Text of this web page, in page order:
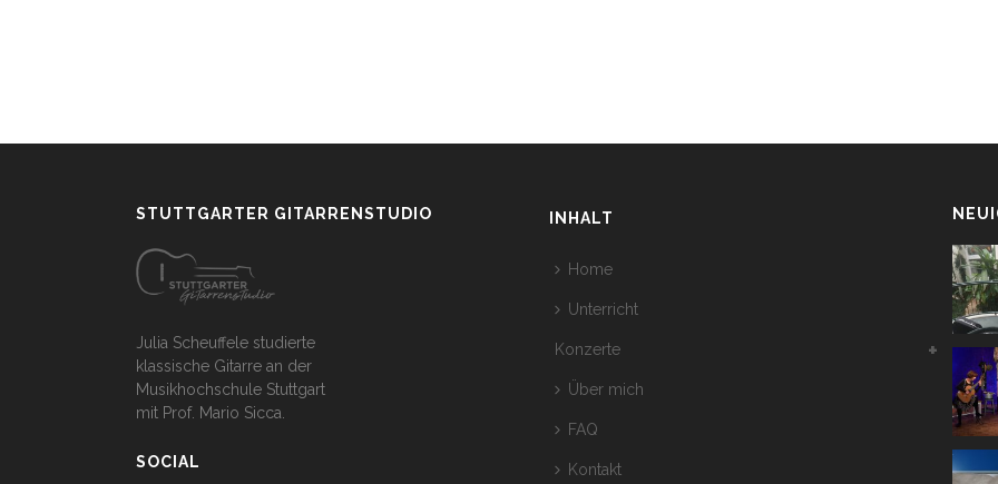
STUTTGARTER GITARRENSTUDIO
Julia Scheuffele studierte
klassische Gitarre an der
Musikhochschule Stuttgart
mit Prof. Mario Sicca.
SOCIAL
INHALT
Home
Unterricht
Konzerte
Über mich
FAQ
Kontakt